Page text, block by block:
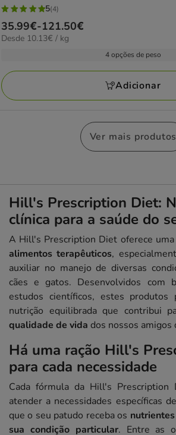
5
estrelas
com
avaliações
5(4)
Preço
de
121.50€
35.99€-121.50€
10.13€
Desde 10.13€ / kg
4 opções de peso
Adicionar
Ver mais produtos
Hill's Prescription Diet:
clínica para a saúde do
A Hill's Prescription Diet oferece uma
alimentos terapêuticos,
auxiliar no manejo de diversas
cães e gatos. Desenvolvidos com
estudos científicos, estes produtos
nutrição equilibrada que contribui
qualidade de vida dos nossos amigos
Há uma ração Hill's
para cada necessidade
Cada fórmula da Hill's Prescription
atender a necessidades específicas
que o seu patudo receba os
sua condição particular. Entre as